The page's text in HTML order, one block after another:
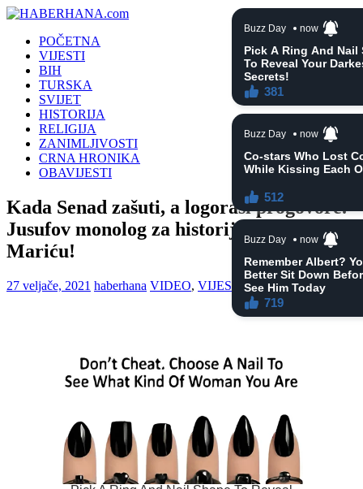
POČETNA
VIJESTI
BIH
TURSKA
SVIJET
HISTORIJA
RELIGIJA
ZANIMLJIVOSTI
CRNA HRONIKA
OBAVIJESTI
Kada Senad zašuti, a logoraši progovore.
Jusufov monolog za historiju, slušaj
Mariću!
27 veljače, 2021 haberhana VIDEO, VIJESTI 0